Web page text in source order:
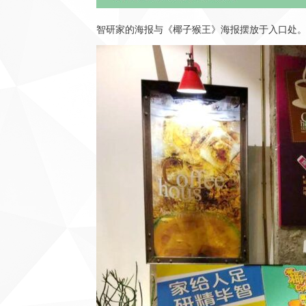
智研家的海报与《椰子猴王》海报摆放于入口处。